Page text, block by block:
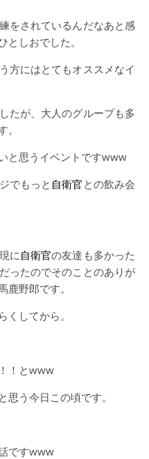
をされているんだなあと感
としおでした。
方にはとてもオススメなイ
たが、大人のグループも多
と思うイベントですwww
でもっと 自衛官 との飲み会
に自衛官の友達も多かった
ったのでそのことのありが
野郎です。
してから。
！とwww
う今日この頃です。
ですwww